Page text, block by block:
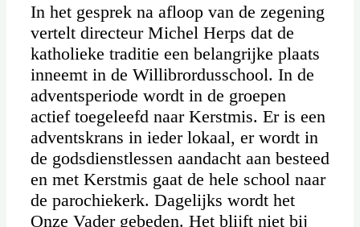
In het gesprek na afloop van de zegening
vertelt directeur Michel Herps dat de
katholieke traditie een belangrijke plaats
inneemt in de Willibrordusschool. In de
adventsperiode wordt in de groepen
actief toegeleefd naar Kerstmis. Er is een
adventskrans in ieder lokaal, er wordt in
de godsdienstlessen aandacht aan besteed
en met Kerstmis gaat de hele school naar
de parochiekerk. Dagelijks wordt het
Onze Vader gebeden. Het blijft niet bij